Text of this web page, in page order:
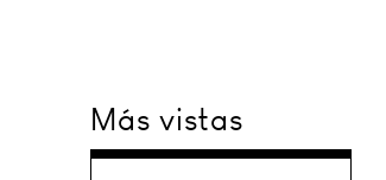
Más vistas